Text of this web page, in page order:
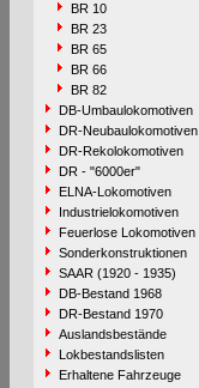
BR 10
BR 23
BR 65
BR 66
BR 82
DB-Umbaulokomotiven
DR-Neubaulokomotiven
DR-Rekolokomotiven
DR - "6000er"
ELNA-Lokomotiven
Industrielokomotiven
Feuerlose Lokomotiven
Sonderkonstruktionen
SAAR (1920 - 1935)
DB-Bestand 1968
DR-Bestand 1970
Auslandsbestände
Lokbestandslisten
Erhaltene Fahrzeuge